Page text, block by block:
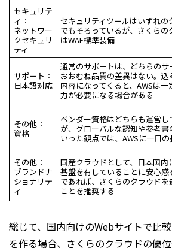
セキュリテ
ィ：
ネットワー
クセキュリ
ティ
セキュリティツールはいずれの
でもそろっているが、さくらの
はWAF標準装備
サポート：
日本語対応
通常のサポートは、どちらのサ
おおむね品質の差異はない。込
内容になってくると、AWSは一
力が必要になる場合がある
その他：
資格
ベンダー資格はどちらも運営し
が、グローバルな認知や参考書
いった観点では、AWSに一日の
その他：
ブランドナ
ショナリテ
ィ
国産クラウドとして、日本国内
基盤を有していることに安心感
であれば、さくらのクラウドを
ことを推奨する
総じて、国内向けのWebサイトで比
を作る場合、さくらのクラウドの優